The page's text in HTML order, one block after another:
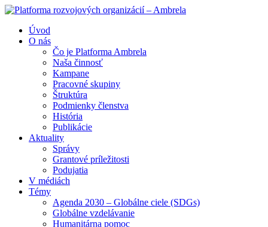
Úvod
O nás
Čo je Platforma Ambrela
Naša činnosť
Kampane
Pracovné skupiny
Štruktúra
Podmienky členstva
História
Publikácie
Aktuality
Správy
Grantové príležitosti
Podujatia
V médiách
Témy
Agenda 2030 – Globálne ciele (SDGs)
Globálne vzdelávanie
Humanitárna pomoc